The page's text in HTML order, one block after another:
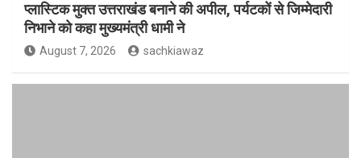
प्लास्टिक मुक्त उत्तराखंड बनाने की अपील, पर्यटकों से जिम्मेदारी
निभाने को कहा मुख्यमंत्री धामी ने
August 7, 2026 sachkiawaz